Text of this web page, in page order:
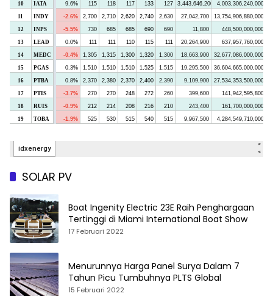
SOLAR PV
Boat Ingenity Electric 23E Raih Penghargaan
Tertinggi di Miami International Boat Show
17 Februari 2022
Menurunnya Harga Panel Surya Dalam 7
Tahun Picu Tumbuhnya PLTS Global
15 Februari 2022